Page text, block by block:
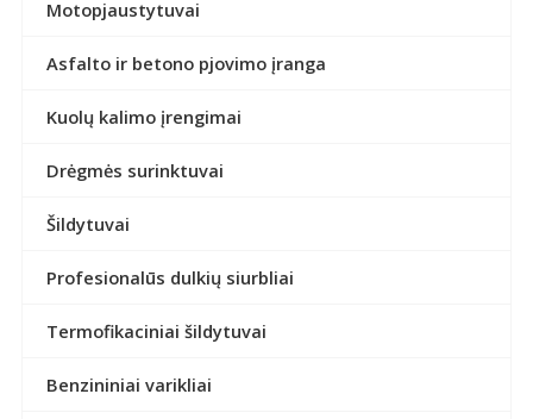
Motopjaustytuvai
Asfalto ir betono pjovimo įranga
Kuolų kalimo įrengimai
Drėgmės surinktuvai
Šildytuvai
Profesionalūs dulkių siurbliai
Termofikaciniai šildytuvai
Benzininiai varikliai